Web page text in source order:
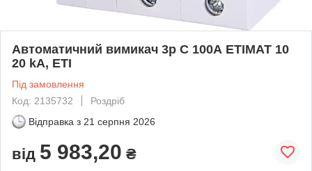
Автоматичний вимикач 3p C 100А ETIMAT 10
20 kA, ETI
Під замовлення
Код: 2135732
Роздріб
Відправка з 21 серпня 2026
від 5 983,20 ₴